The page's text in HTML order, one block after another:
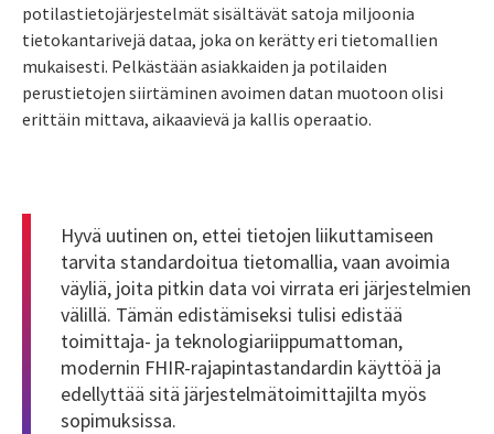
potilastietojärjestelmät sisältävät satoja miljoonia
tietokantarivejä dataa, joka on kerätty eri tietomallien
mukaisesti. Pelkästään asiakkaiden ja potilaiden
perustietojen siirtäminen avoimen datan muotoon olisi
erittäin mittava, aikaavievä ja kallis operaatio.
Hyvä uutinen on, ettei tietojen liikuttamiseen
tarvita standardoitua tietomallia, vaan avoimia
väyliä, joita pitkin data voi virrata eri järjestelmien
välillä. Tämän edistämiseksi tulisi edistää
toimittaja- ja teknologiariippumattoman,
modernin FHIR-rajapintastandardin käyttöä ja
edellyttää sitä järjestelmätoimittajilta myös
sopimuksissa.